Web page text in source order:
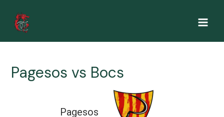
contenido
Main
Pagesos vs Bocs
Pagesos